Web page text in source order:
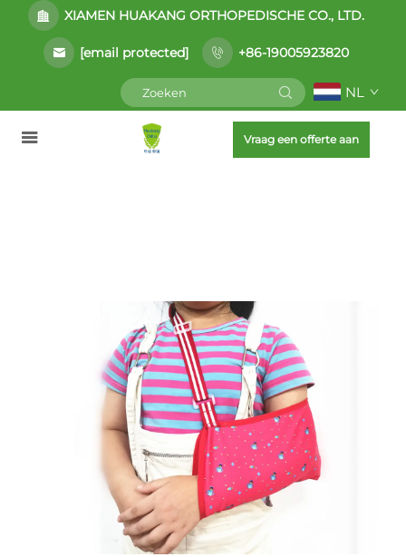
XIAMEN HUAKANG ORTHOPEDISCHE CO., LTD.
[email protected] +86-19005923820
NL
Vraag een offerte aan